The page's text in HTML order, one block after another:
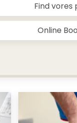
Find vores
Online